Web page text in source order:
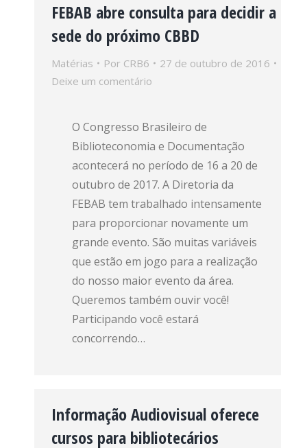
FEBAB abre consulta para decidir a
sede do próximo CBBD
Matérias Por CRB6
27 de outubro de 2016
Deixe um comentário
O Congresso Brasileiro de
Biblioteconomia e Documentação
acontecerá no período de 16 a 20 de
outubro de 2017. A Diretoria da
FEBAB tem trabalhado intensamente
para proporcionar novamente um
grande evento. São muitas variáveis
que estão em jogo para a realização
do nosso maior evento da área.
Queremos também ouvir você!
Participando você estará
concorrendo…
Informação Audiovisual oferece
cursos para bibliotecários